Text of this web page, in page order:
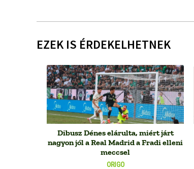
EZEK IS ÉRDEKELHETNEK
ORIGO
Dibusz Dénes elárulta, miért járt
nagyon jól a Real Madrid a Fradi elleni
meccsel